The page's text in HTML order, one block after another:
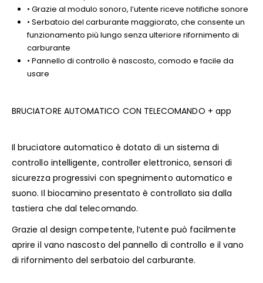
• Grazie al modulo sonoro, l’utente riceve notifiche sonore
• Serbatoio del carburante maggiorato, che consente un
funzionamento più lungo senza ulteriore rifornimento di
carburante
• Pannello di controllo è nascosto, comodo e facile da
usare
BRUCIATORE AUTOMATICO CON TELECOMANDO + app
Il bruciatore automatico è dotato di un sistema di
controllo intelligente, controller elettronico, sensori di
sicurezza progressivi con spegnimento automatico e
suono. Il biocamino presentato è controllato sia dalla
tastiera che dal telecomando.
Grazie al design competente, l’utente può facilmente
aprire il vano nascosto del pannello di controllo e il vano
di rifornimento del serbatoio del carburante.